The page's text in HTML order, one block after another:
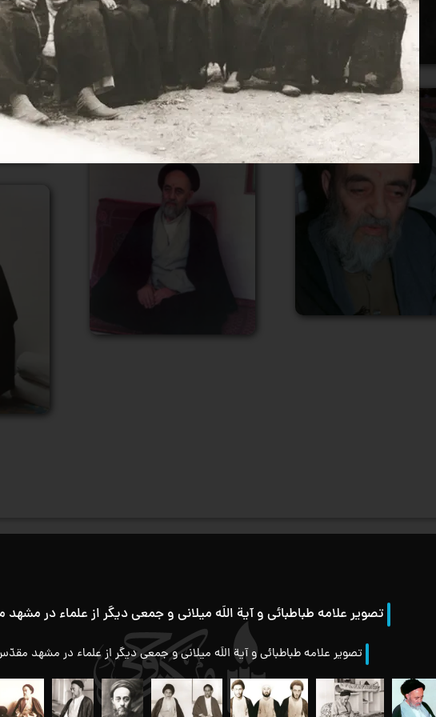
تصویر علامه طباطبائی و آیة اللَه میلانی و جمعی دیگر از علماء در
تصویر علامه طباطبائی و آیة اللَه میلانی و جمعی دیگر از علماء در مشهد